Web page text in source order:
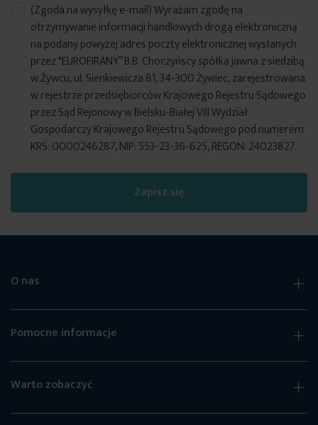
Zapisz się
(Zgoda na wysyłkę e-mail) Wyrażam zgodę na
otrzymywanie informacji handlowych drogą elektroniczną
na podany powyżej adres poczty elektronicznej wysłanych
przez "EUROFIRANY” B.B. Choczyńscy spółka jawna z siedzibą
w Żywcu, ul. Sienkiewicza 81, 34-300 Żywiec, zarejestrowana
w rejestrze przedsiębiorców Krajowego Rejestru Sądowego
przez Sąd Rejonowy w Bielsku-Białej VIII Wydział
Gospodarczy Krajowego Rejestru Sądowego pod numerem
KRS: 0000246287, NIP: 553-23-36-625, REGON: 24023827.
O nas
Pomocne informacje
Warto zobaczyć